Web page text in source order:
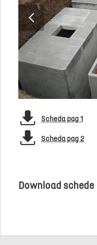
Scheda pag 1
Scheda pag 2
Download schede